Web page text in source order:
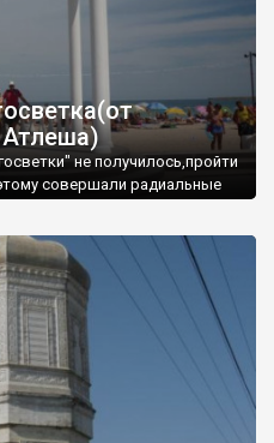
не получилось,пройти
совершали радиальные